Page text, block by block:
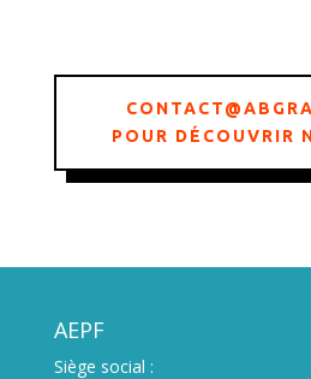
POUR DÉCOUVRIR
AEPF
Siège social :